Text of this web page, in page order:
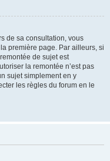
de sa consultation, vous
première page. Par ailleurs, si
de sujet est
la remontée n’est pas
sujet simplement en y
les règles du forum en le